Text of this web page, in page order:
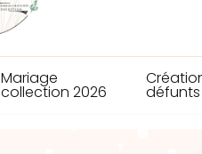
Mariage
collection 2026 défunts